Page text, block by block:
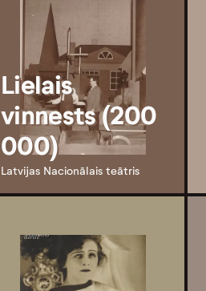
Lielais
vinnests (200
000)
Latvijas Nacionālais teātris